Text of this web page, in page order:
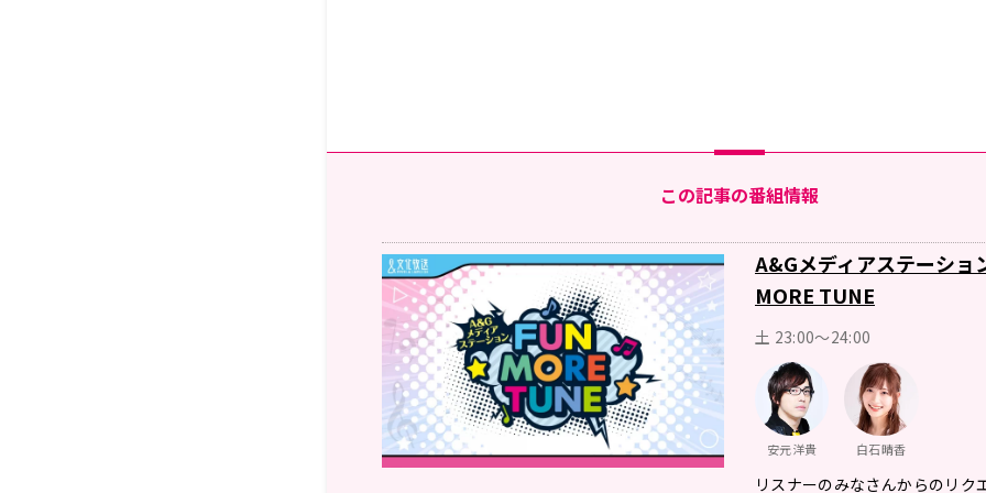
この記事の番組情報
A&Gメディアステーシ
MORE TUNE
土 23:00～24:00
安元洋貴 白石晴香
リスナーのみなさんからのリク